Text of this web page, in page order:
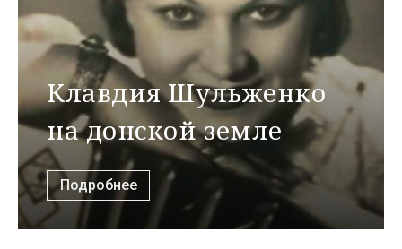
Клавдия Шульженко
на донской земле
Подробнее